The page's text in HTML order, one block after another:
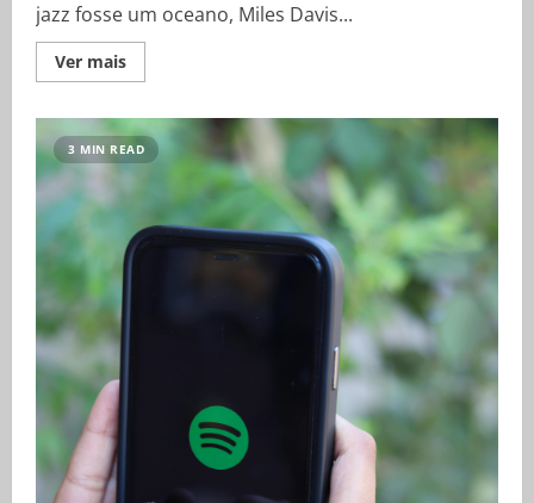
jazz fosse um oceano, Miles Davis...
Ver mais
3 MIN READ